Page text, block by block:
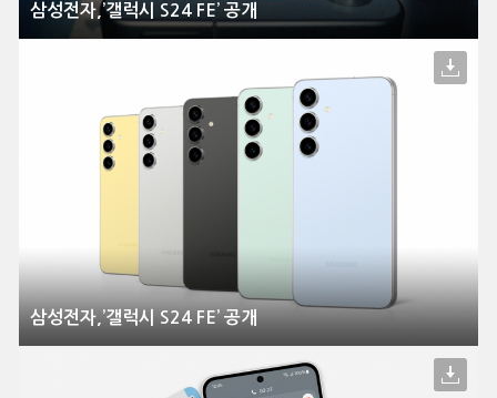
삼성전자,’갤럭시 S24 FE’ 공개
삼성전자,’갤럭시 S24 FE’ 공개